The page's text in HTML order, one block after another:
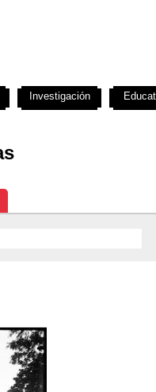
Investigación